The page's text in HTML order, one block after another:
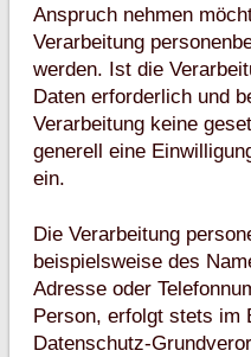
Anspruch nehmen
Verarbeitung
werden. Ist die
Daten erforderlich und
Verarbeitung keine
generell eine
ein.
Die Verarbeitung
beispielsweise des
Adresse oder
Person, erfolgt stets im
Datenschutz-